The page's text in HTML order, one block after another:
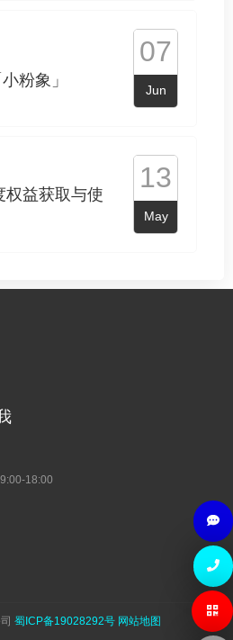
粉象」
07
Jun
权益获取与使
13
May
意事项
18:00
蜀ICP备19028292号 网站地图